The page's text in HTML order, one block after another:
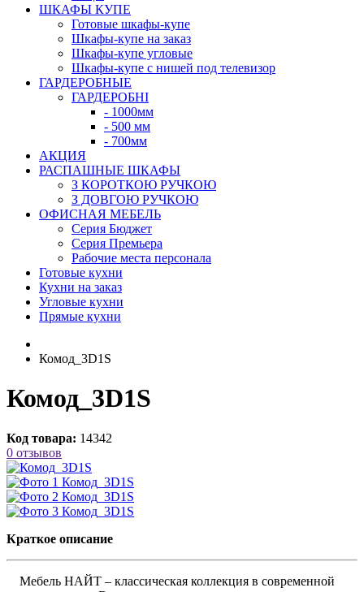
ШКАФЫ КУПЕ
Готовые шкафы-купе
Шкафы-купе на заказ
Шкафы-купе угловые
Шкафы-купе с нишей под телевизор
ГАРДЕРОБНЫЕ
ГАРДЕРОБНІ
- 1000мм
- 500 мм
- 700мм
АКЦИЯ
РАСПАШНЫЕ ШКАФЫ
З КОРОТКОЮ РУЧКОЮ
З ДОВГОЮ РУЧКОЮ
ОФИСНАЯ МЕБЕЛЬ
Серия Бюджет
Серия Премьера
Рабочие места персонала
Готовые кухни
Кухни на заказ
Угловые кухни
Прямые кухни
Комод_3D1S
Комод_3D1S
Код товара: 14342
0 отзывов
Краткое описание
Мебель НАЙТ – классическая коллекция в современной